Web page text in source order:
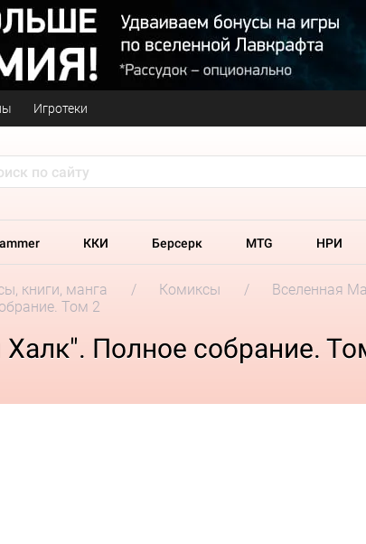
Игротеки
ККИ Берсерк MTG НРИ
книги, манга Комиксы Вселенная
Том 2
Полное собрание.